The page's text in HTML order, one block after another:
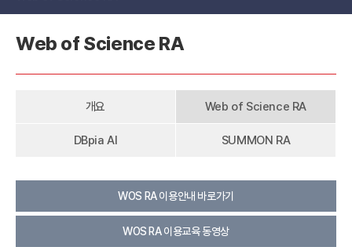
Web of Science RA
개요 Web of Science RA
DBpia AI SUMMON RA
WOS RA 이용안내 바로가기
WOS RA 이용교육 동영상